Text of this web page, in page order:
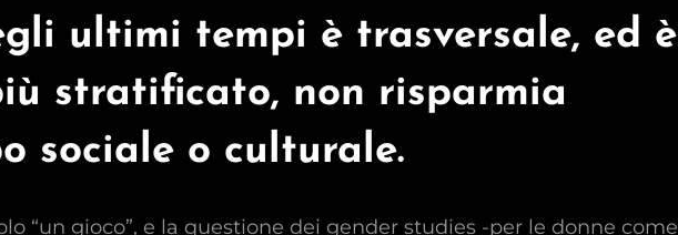
ultimi tempi è trasversale, ed è
stratificato, non risparmia
sociale o culturale.
“un gioco”, e la questione dei gender studies -per le donne come